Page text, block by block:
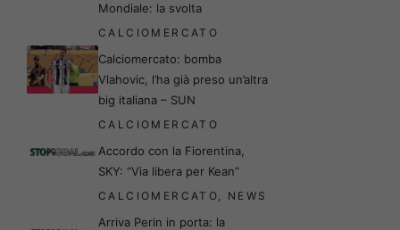
Mondiale: la svolta
CALCIOMERCATO
Calciomercato: bomba
Vlahovic, l’ha già preso un’altra
big italiana – SUN
CALCIOMERCATO
Accordo con la Fiorentina,
SKY: “Via libera per Kean”
CALCIOMERCATO, NEWS
Arriva Perin in porta: la